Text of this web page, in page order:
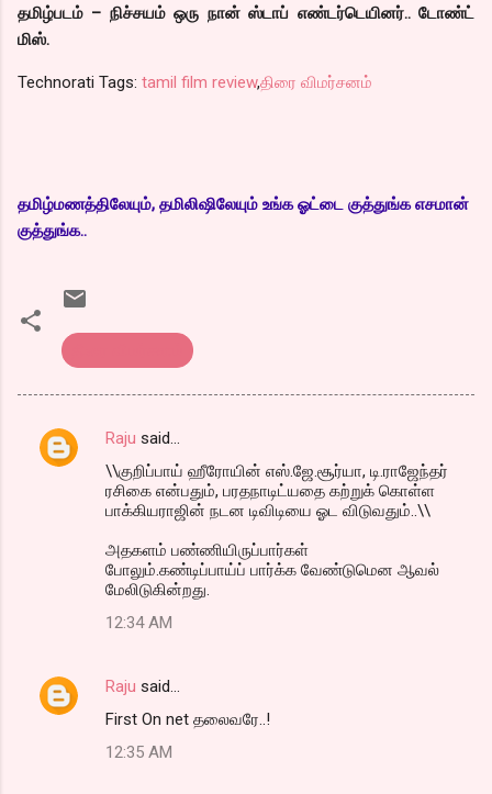
தமிழ்படம் – நிச்சயம் ஒரு நான் ஸ்டாப் எண்டர்டெயினர்.. டோண்ட்
மிஸ்.
Technorati Tags: tamil film review,திரை விமர்சனம்
தமிழ்மணத்திலேயும், தமிலிஷிலேயும் உங்க ஓட்டை குத்துங்க எசமான்
குத்துங்க..
C
Raju said…
\\குறிப்பாய் ஹீரோயின் எஸ்.ஜே.சூர்யா, டி.ராஜேந்தர்
ரசிகை என்பதும், பரதநாடிட்யதை கற்றுக் கொள்ள
பாக்கியராஜின் நடன டிவிடியை ஓட விடுவதும்..\\
அதகளம் பண்ணியிருப்பார்கள்
போலும்.கண்டிப்பாய்ப் பார்க்க வேண்டுமென ஆவல்
மேலிடுகின்றது.
12:34 AM
Raju said…
First On net தலைவரே..!
12:35 AM